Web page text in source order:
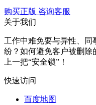
购买正版 咨询客服
关于我们
工作中难免要与异性、同
纷？如何避免客户被删除
上一把“安全锁”！
快速访问
百度地图